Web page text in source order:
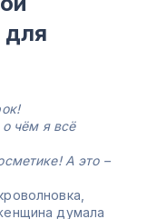
для
чём я всё
А это –
думала